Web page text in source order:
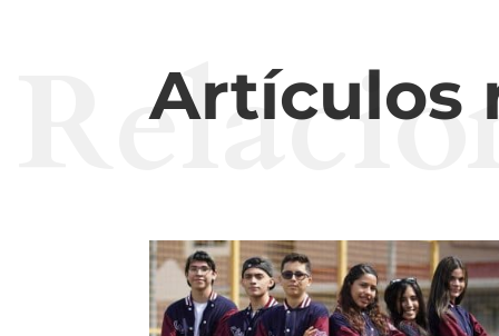
Artículos